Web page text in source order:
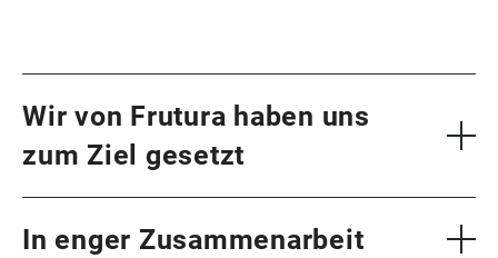
Wir von Frutura haben uns
zum Ziel gesetzt
In enger Zusammenarbeit
Regional.